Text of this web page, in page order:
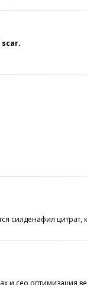
силденафил